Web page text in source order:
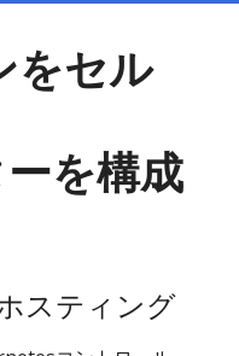
をセル
を構成
スティング